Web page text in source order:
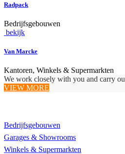
Radpack
Bedrijfsgebouwen
bekijk
Van Marcke
Kantoren, Winkels & Supermarkten
We work closely with you and carry
VIEW MORE
Bedrijfsgebouwen
Garages & Showrooms
Winkels & Supermarkten